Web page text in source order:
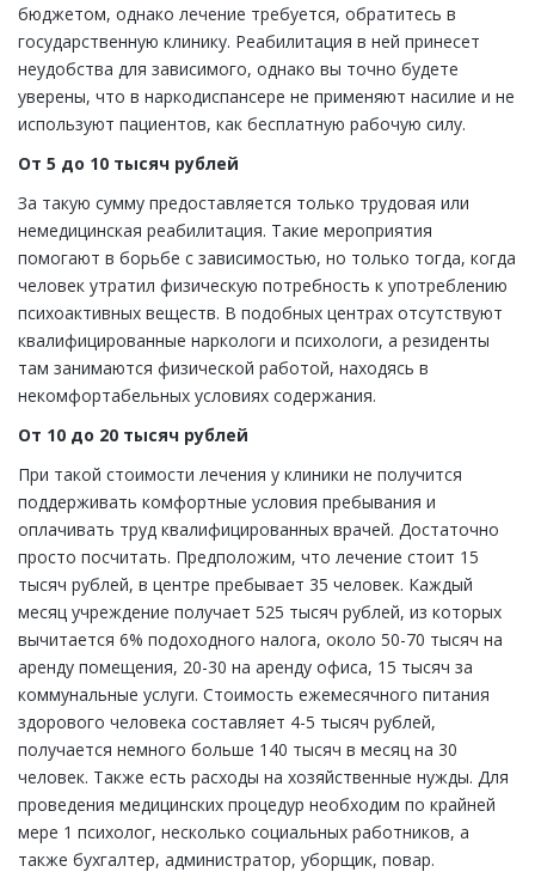
бюджетом, однако лечение требуется, обратитесь в
государственную клинику. Реабилитация в ней принесет
неудобства для зависимого, однако вы точно будете
уверены, что в наркодиспансере не применяют насилие и не
используют пациентов, как бесплатную рабочую силу.
От 5 до 10 тысяч рублей
За такую сумму предоставляется только трудовая или
немедицинская реабилитация. Такие мероприятия
помогают в борьбе с зависимостью, но только тогда, когда
человек утратил физическую потребность к употреблению
психоактивных веществ. В подобных центрах отсутствуют
квалифицированные наркологи и психологи, а резиденты
там занимаются физической работой, находясь в
некомфортабельных условиях содержания.
От 10 до 20 тысяч рублей
При такой стоимости лечения у клиники не получится
поддерживать комфортные условия пребывания и
оплачивать труд квалифицированных врачей. Достаточно
просто посчитать. Предположим, что лечение стоит 15
тысяч рублей, в центре пребывает 35 человек. Каждый
месяц учреждение получает 525 тысяч рублей, из которых
вычитается 6% подоходного налога, около 50-70 тысяч на
аренду помещения, 20-30 на аренду офиса, 15 тысяч за
коммунальные услуги. Стоимость ежемесячного питания
здорового человека составляет 4-5 тысяч рублей,
получается немного больше 140 тысяч в месяц на 30
человек. Также есть расходы на хозяйственные нужды. Для
проведения медицинских процедур необходим по крайней
мере 1 психолог, несколько социальных работников, а
также бухгалтер, администратор, уборщик, повар.